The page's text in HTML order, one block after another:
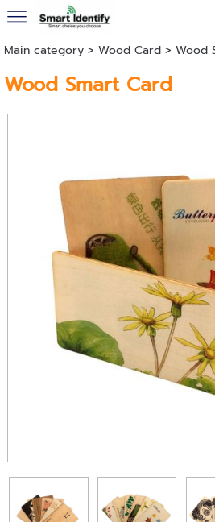
Main category> Wood Card> Wood
Wood Smart Card